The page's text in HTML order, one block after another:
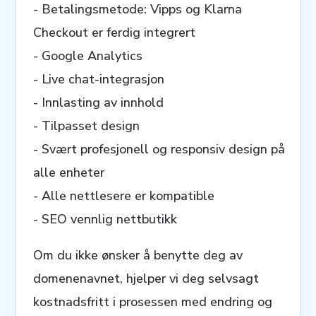
- Betalingsmetode: Vipps og Klarna
Checkout er ferdig integrert
- Google Analytics
- Live chat-integrasjon
- Innlasting av innhold
- Tilpasset design
- Svært profesjonell og responsiv design på
alle enheter
- Alle nettlesere er kompatible
- SEO vennlig nettbutikk
Om du ikke ønsker å benytte deg av
domenenavnet, hjelper vi deg selvsagt
kostnadsfritt i prosessen med endring og